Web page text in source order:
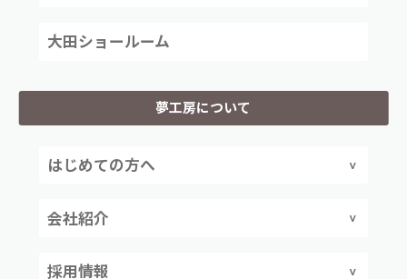
大田ショールーム
夢工房について
はじめての方へ
会社紹介
採用情報